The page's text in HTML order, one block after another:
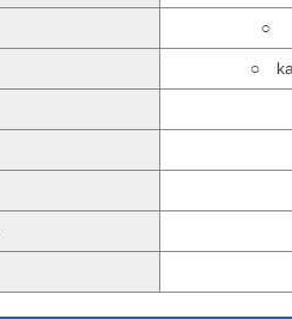
○
○